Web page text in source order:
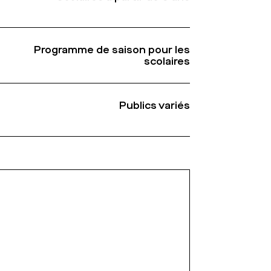
Programme de saison pour les
scolaires
Publics variés